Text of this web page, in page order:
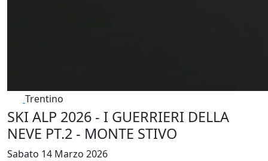
Trentino
SKI ALP 2026 - I GUERRIERI DELLA
NEVE PT.2 - MONTE STIVO
Sabato 14 Marzo 2026